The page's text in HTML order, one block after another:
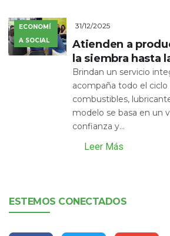
ECONOMÍ
A SOCIAL
31/12/2025
Atienden a
la siembra hasta
Brindan un servicio
acompaña todo el
combustibles,
modelo se basa en un
confianza y...
Leer Más
ESTEMOS CONECTADOS